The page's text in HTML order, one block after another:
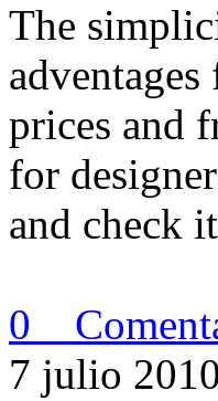
The
prices and
for
and check
0
7 julio 2010